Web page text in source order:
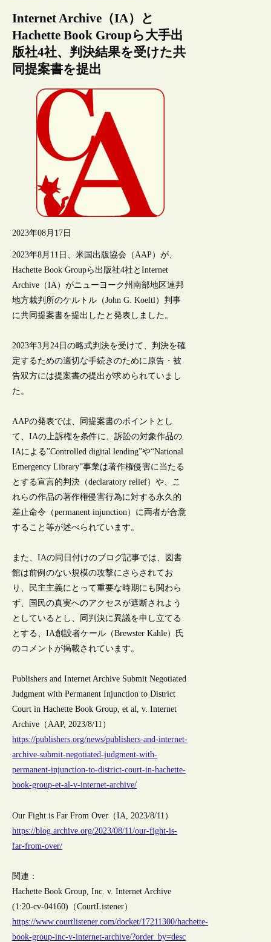
Internet Archive（IA）と
Hachette Book Groupら大手出
版社4社、判決結果を受けた共
同提案書を提出
2023年08月17日
2023年8月11日、米国出版協会（AAP）が、
Hachette Book Groupら出版社4社とInternet
Archive（IA）がニューヨーク州南部地区連邦
地方裁判所のケルトル（John G. Koeltl）判事
に共同提案書を提出したと発表しました。
2023年3月24日の略式判決を受けて、判決を確
定するための適切な手続きのために原告・被
告双方には提案書の提出が求められていまし
た。
AAPの発表では、同提案書のポイントとし
て、IAの上訴権を条件に、訴訟の対象作品の
IAによる”Controlled digital lending”や“National
Emergency Library”事業は著作権侵害に当たる
とする宣言的判決（declaratory relief）や、こ
れらの作品の著作権侵害行為に対する永久的
差止命令（permanent injunction）に両者が合意
すること等が述べられています。
また、IAの同日付けのブログ記事では、図書
館は前例のない規模の攻撃にさらされてお
り、民主主義にとって重要な時期にも関わら
ず、国民の真実へのアクセスが遮断されよう
としているとし、同判決に異議を申し立てる
とする、IA創設者ケール（Brewster Kahle）氏
のコメントが掲載されています。
Publishers and Internet Archive Submit Negotiated
Judgment with Permanent Injunction to District
Court in Hachette Book Group, et al, v. Internet
Archive（AAP, 2023/8/11）
https://publishers.org/news/publishers-and-internet-
archive-submit-negotiated-judgment-with-
permanent-injunction-to-district-court-in-hachette-
book-group-et-al-v-internet-archive/
Our Fight is Far From Over（IA, 2023/8/11）
https://blog.archive.org/2023/08/11/our-fight-is-
far-from-over/
関連：
Hachette Book Group, Inc. v. Internet Archive
(1:20-cv-04160)（CourtListener）
https://www.courtlistener.com/docket/17211300/hachette-
book-group-inc-v-internet-archive/?order_by=desc